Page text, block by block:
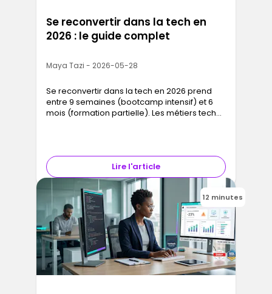
Se reconvertir dans la tech en
2026 : le guide complet
Maya Tazi - 2026-05-28
Se reconvertir dans la tech en 2026 prend
entre 9 semaines (bootcamp intensif) et 6
mois (formation partielle). Les métiers tech
numérique emploie plus de 900 000
personnes en France avec moins de 3 % de
chômage. Les bootcamps certifiants sont
finançables via le CPF, Transitions Pro ou
l'alternance : dans de nombreux cas sans
rien avancer.
Lire l'article
12 minutes